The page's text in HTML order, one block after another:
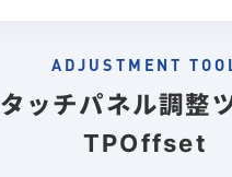
ADJUSTMENT
タッチパネル調整
TPOffset